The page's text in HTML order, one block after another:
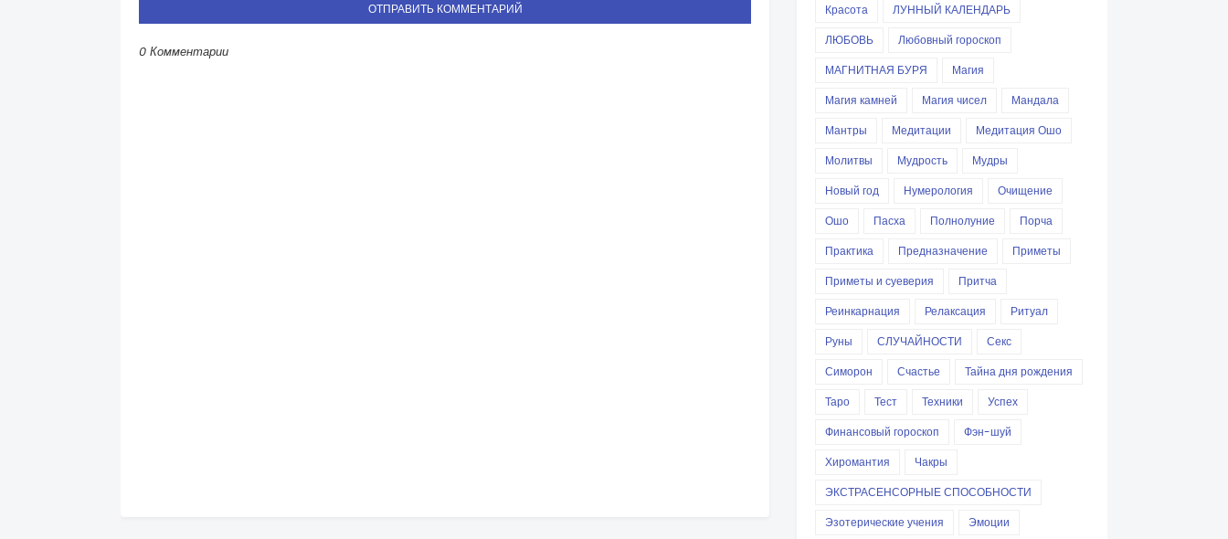
ОТПРАВИТЬ КОММЕНТАРИЙ
0 Комментарии
Красота
ЛУННЫЙ КАЛЕНДАРЬ
ЛЮБОВЬ
Любовный гороскоп
МАГНИТНАЯ БУРЯ
Магия
Магия камней
Магия чисел
Мандала
Мантры
Медитации
Медитация Ошо
Молитвы
Мудрость
Мудры
Новый год
Нумерология
Очищение
Ошо
Пасха Полнолуние
Порча
Практика
Предназначение
Приметы
Приметы и суеверия
Притча
Реинкарнация
Релаксация
Ритуал
Руны
СЛУЧАЙНОСТИ
Секс
Симорон
Счастье
Тайна дня рождения
Таро
Тест Техники
Успех
Финансовый гороскоп
Фэн-шуй
Хиромантия
Чакры
ЭКСТРАСЕНСОРНЫЕ СПОСОБНОСТИ
Эзотерические учения
Эмоции